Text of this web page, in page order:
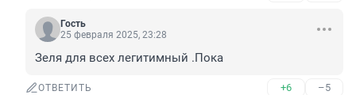
Гость
25 февраля 2025, 23:28
Зеля для всех легитимный .Пока
ОТВЕТИТЬ +6 –5